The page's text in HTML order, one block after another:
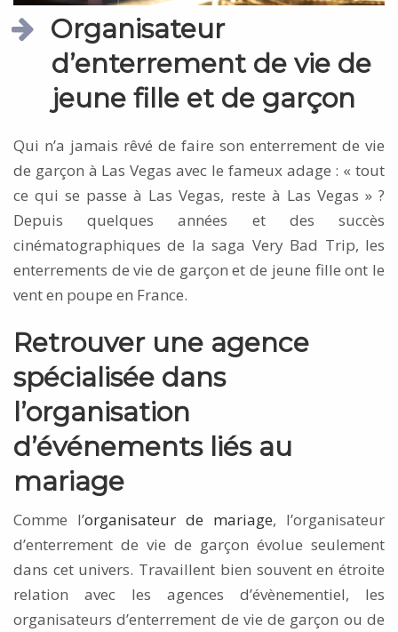
Organisateur
d’enterrement de vie de
jeune fille et de garçon
Qui n’a jamais rêvé de faire son enterrement de vie
de garçon à Las Vegas avec le fameux adage : « tout
ce qui se passe à Las Vegas, reste à Las Vegas » ?
Depuis quelques années et des succès
cinématographiques de la saga Very Bad Trip, les
enterrements de vie de garçon et de jeune fille ont le
vent en poupe en France.
Retrouver une agence
spécialisée dans
l’organisation
d’événements liés au
mariage
Comme l’organisateur de mariage, l’organisateur
d’enterrement de vie de garçon évolue seulement
dans cet univers. Travaillent bien souvent en étroite
relation avec les agences d’évènementiel, les
organisateurs d’enterrement de vie de garçon ou de